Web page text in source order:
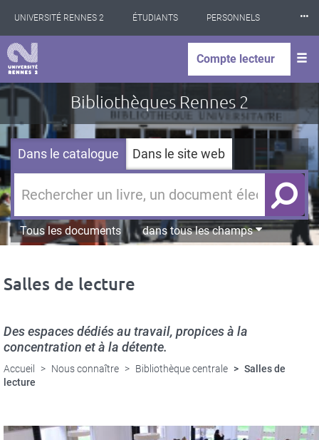
contenu
principal
UNIVERSITÉ RENNES 2 ÉTUDIANTS PERSONNELS
INTERNATIONAL BIBLIOTHÈQUES
LES NOUVELLES DE RENNES 2
⸱⸱⸱
Compte lecteur
Image
couverture
par
défaut
Bibliothèques Rennes 2
Dans le catalogue Dans le site web
Tous les documents dans tous les champs
Salles de lecture
Des espaces dédiés au travail, propices à la
concentration et à la détente.
Accueil Nous connaître Bibliothèque centrale
Salles de
lecture